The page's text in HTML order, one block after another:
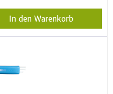
In den Warenkorb